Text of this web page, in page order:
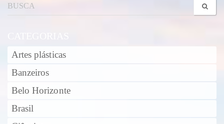
Artes plásticas
Banzeiros
Belo Horizonte
Brasil